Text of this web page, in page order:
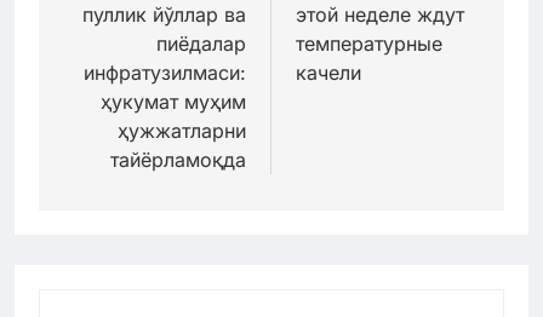
записям
пуллик йўллар ва
пиёдалар
инфратузилмаси:
ҳукумат муҳим
ҳужжатларни
тайёрламоқда
этой неделе ждут
температурные
качели